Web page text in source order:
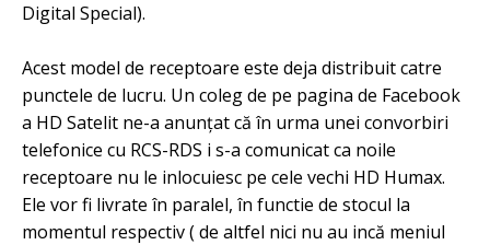
Digital Special).
Acest model de receptoare este deja distribuit catre
punctele de lucru. Un coleg de pe pagina de Facebook
a HD Satelit ne-a anunțat că în urma unei convorbiri
telefonice cu RCS-RDS i s-a comunicat ca noile
receptoare nu le inlocuiesc pe cele vechi HD Humax.
Ele vor fi livrate în paralel, în functie de stocul la
momentul respectiv ( de altfel nici nu au incă meniul